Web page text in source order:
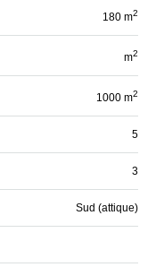
180 m2
m2
1000 m2
5
3
Sud (attique)